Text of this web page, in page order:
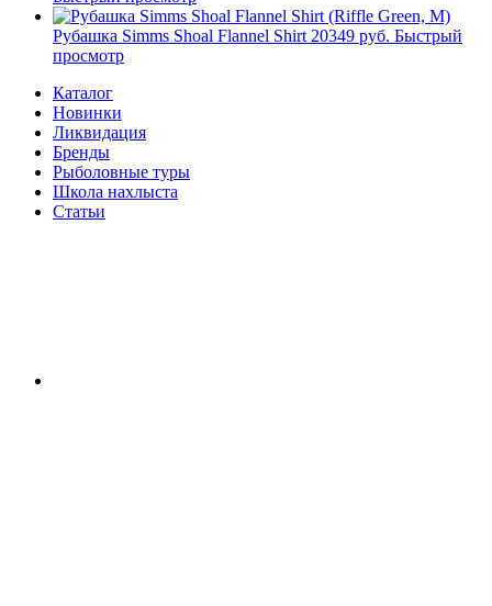
Рубашка Simms Shoal Flannel Shirt 20349 руб. Быстрый
просмотр
Каталог
Новинки
Ликвидация
Бренды
Рыболовные туры
Школа нахлыста
Статьи